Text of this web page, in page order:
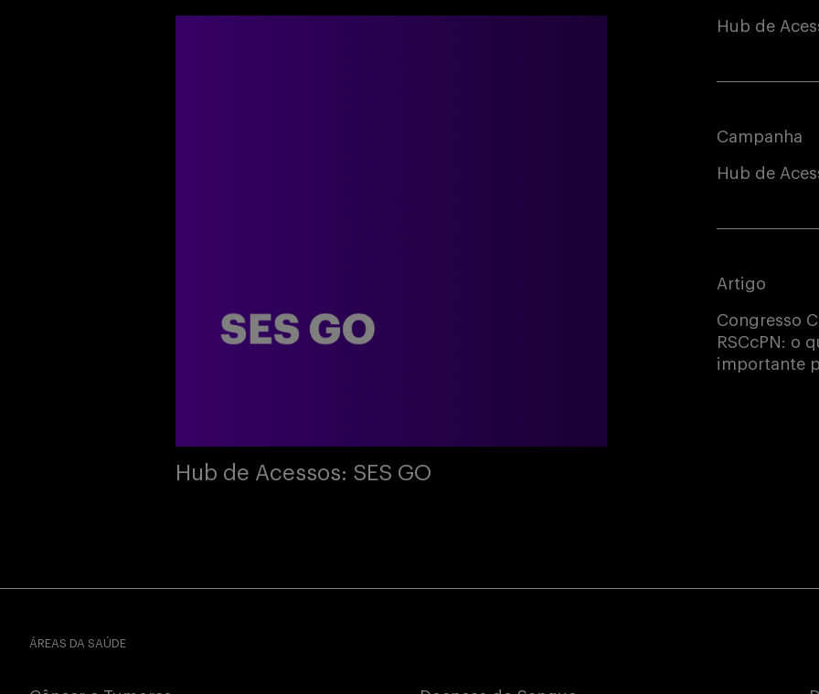
Hub de Acessos: SES GO
Hub de
Campanha
Hub de
Artigo
Congresso
RSCcPN: o
importante
ÁREAS DA SAÚDE